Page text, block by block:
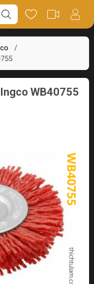
/
Thông số Review
WB40755